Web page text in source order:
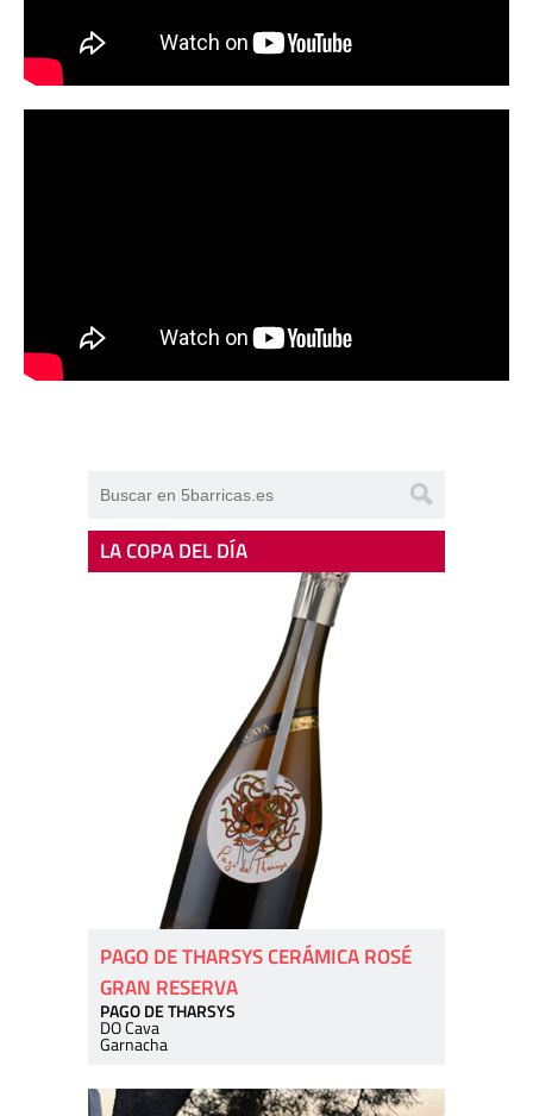
LA COPA DEL DÍA
PAGO DE THARSYS CERÁMICA ROSÉ
GRAN RESERVA
PAGO DE THARSYS
DO Cava
Garnacha